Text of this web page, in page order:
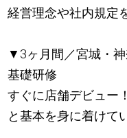
経営理念や社内規定
▼3ヶ月間／宮城・
基礎研修
すぐに店舗デビュー
と基本を身に着けて